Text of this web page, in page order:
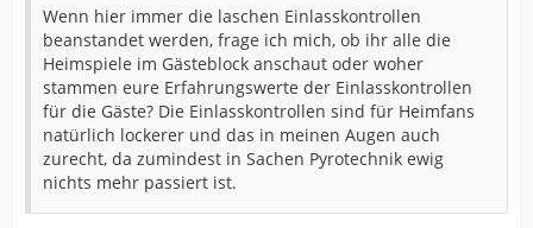
Wenn hier immer die laschen Einlasskontrollen
beanstandet werden, frage ich mich, ob ihr alle die
Heimspiele im Gästeblock anschaut oder woher
stammen eure Erfahrungswerte der Einlasskontrollen
für die Gäste? Die Einlasskontrollen sind für Heimfans
natürlich lockerer und das in meinen Augen auch
zurecht, da zumindest in Sachen Pyrotechnik ewig
nichts mehr passiert ist.